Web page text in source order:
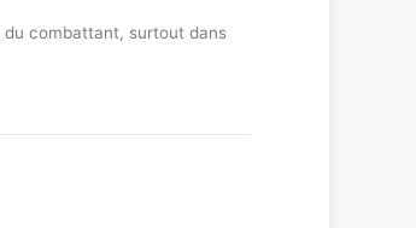
combattant, surtout dans